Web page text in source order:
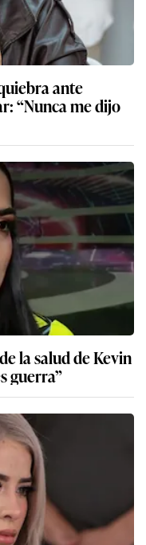
ante
“Nunca me dijo
la salud de Kevin
guerra”